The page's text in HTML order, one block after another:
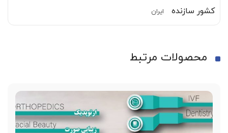
کشور سازنده ایران
محصولات مرتبط